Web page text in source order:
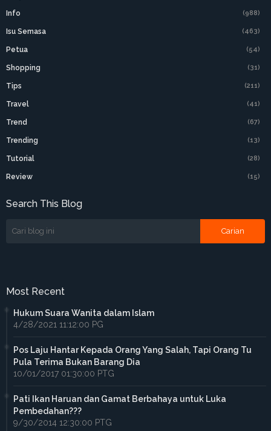
Info (988)
Isu Semasa (463)
Petua (54)
Shopping (31)
Tips (211)
Travel (41)
Trend (67)
Trending (13)
Tutorial (28)
Review (15)
Search This Blog
Most Recent
Hukum Suara Wanita dalam Islam
4/28/2021 11:12:00 PG
Pos Laju Hantar Kepada Orang Yang Salah, Tapi Orang Tu
Pula Terima Bukan Barang Dia
10/01/2017 01:30:00 PTG
Pati Ikan Haruan dan Gamat Berbahaya untuk Luka
Pembedahan???
9/30/2014 12:30:00 PTG